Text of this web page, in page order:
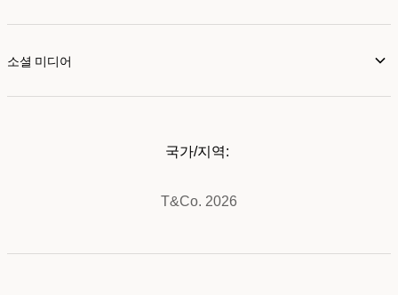
소셜 미디어
T&Co. 2026
국가/지역: